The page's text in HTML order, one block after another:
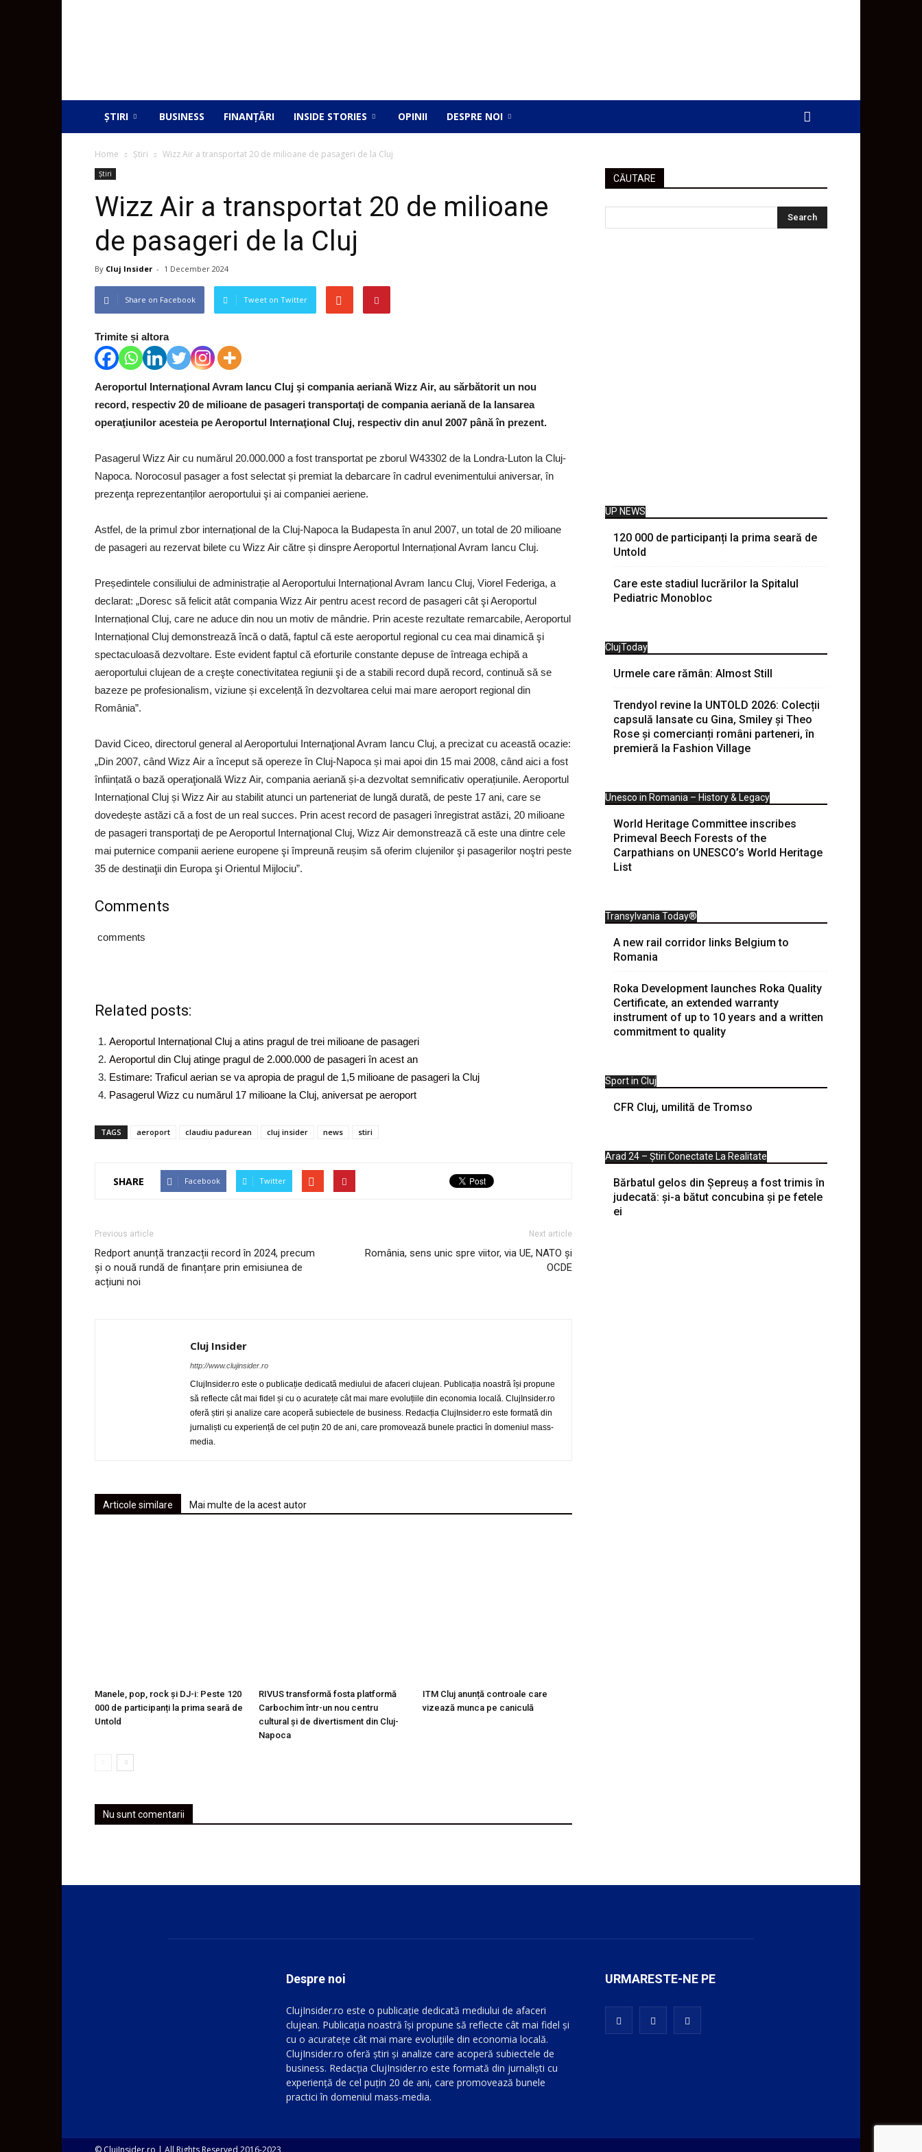
ȘTIRI BUSINESS FINANȚĂRI INSIDE STORIES OPINII DESPRE NOI
Home Știri Wizz Air a transportat 20 de milioane de pasageri de la Cluj
Știri
Wizz Air a transportat 20 de milioane
de pasageri de la Cluj
By Cluj Insider - 1 December 2024
Share on Facebook Tweet on Twitter
Trimite și altora
Aeroportul Internaţional Avram Iancu Cluj şi compania aeriană Wizz Air, au sărbătorit un nou
record, respectiv 20 de milioane de pasageri transportaţi de compania aeriană de la lansarea
operaţiunilor acesteia pe Aeroportul Internaţional Cluj, respectiv din anul 2007 până în prezent.
Pasagerul Wizz Air cu numărul 20.000.000 a fost transportat pe zborul W43302 de la Londra-Luton la Cluj-
Napoca. Norocosul pasager a fost selectat și premiat la debarcare în cadrul evenimentului aniversar, în
prezenţa reprezentanților aeroportului şi ai companiei aeriene.
Astfel, de la primul zbor internațional de la Cluj-Napoca la Budapesta în anul 2007, un total de 20 milioane
de pasageri au rezervat bilete cu Wizz Air către și dinspre Aeroportul Internațional Avram Iancu Cluj.
Președintele consiliului de administrație al Aeroportului Internațional Avram Iancu Cluj, Viorel Federiga, a
declarat: „Doresc să felicit atât compania Wizz Air pentru acest record de pasageri cât şiAeroportul
Internațional Cluj, care ne aduce din nou un motiv de mândrie. Prin aceste rezultate remarcabile, Aeroportul
Internațional Cluj demonstrează încă o dată, faptul că este aeroportul regional cu cea mai dinamică şi
spectaculoasă dezvoltare. Este evident faptul că eforturile constante depuse de întreaga echipă a
aeroportului clujean de a creşte conectivitatea regiunii şi de a stabili record după record, continuă să se
bazeze pe profesionalism, viziune și excelență în dezvoltarea celui mai mare aeroport regional din
România”.
David Ciceo, directorul general al Aeroportului Internaţional Avram Iancu Cluj, a precizat cu această ocazie:
„Din 2007, când Wizz Air a început să opereze în Cluj-Napoca și mai apoi din 15 mai 2008, când aici a fost
înființată o bază operaţională Wizz Air, compania aeriană și-a dezvoltat semnificativ operațiunile. Aeroportul
Internațional Cluj și Wizz Air au stabilit atunci un parteneriat de lungă durată, de peste 17 ani, care se
dovedește astăzi că a fost de un real succes. Prin acest record de pasageri înregistrat astăzi, 20 milioane
de pasageri transportaţi de pe Aeroportul Internaţional Cluj, Wizz Air demonstrează că este una dintre cele
mai puternice companii aeriene europene şi împreună reușim să oferim clujenilor şi pasagerilor noştri peste
35 de destinaţii din Europa şi Orientul Mijlociu”.
Comments
comments
Related posts:
Aeroportul Internațional Cluj a atins pragul de trei milioane de pasageri
Aeroportul din Cluj atinge pragul de 2.000.000 de pasageri în acest an
Estimare: Traficul aerian se va apropia de pragul de 1,5 milioane de pasageri la Cluj
Pasagerul Wizz cu numărul 17 milioane la Cluj, aniversat pe aeroport
TAGS aeroport claudiu padurean cluj insider news stiri
SHARE Facebook Twitter
Previous article
Redport anunță tranzacții record în 2024, precum
și o nouă rundă de finanțare prin emisiunea de
acțiuni noi
Next article
România, sens unic spre viitor, via UE, NATO și
OCDE
Cluj Insider
http://www.clujinsider.ro
ClujInsider.ro este o publicație dedicată mediului de afaceri clujean. Publicația noastră își propune
să reflecte cât mai fidel și cu o acuratețe cât mai mare evoluțiile din economia locală. ClujInsider.ro
oferă știri și analize care acoperă subiectele de business. Redacția ClujInsider.ro este formată din
jurnaliști cu experiență de cel puțin 20 de ani, care promovează bunele practici în domeniul mass-
media.
Articole similare Mai multe de la acest autor
Manele, pop, rock și DJ-i: Peste 120
000 de participanți la prima seară de
Untold
RIVUS transformă fosta platformă
Carbochim într-un nou centru
cultural și de divertisment din Cluj-
Napoca
ITM Cluj anunță controale care
vizează munca pe caniculă
Nu sunt comentarii
CĂUTARE
UP NEWS
120 000 de participanți la prima seară de
Untold
Care este stadiul lucrărilor la Spitalul
Pediatric Monobloc
ClujToday
Urmele care rămân: Almost Still
Trendyol revine la UNTOLD 2026: Colecții
capsulă lansate cu Gina, Smiley și Theo
Rose și comercianți români parteneri, în
premieră la Fashion Village
Unesco in Romania – History & Legacy
World Heritage Committee inscribes
Primeval Beech Forests of the
Carpathians on UNESCO’s World Heritage
List
Transylvania Today®
A new rail corridor links Belgium to
Romania
Roka Development launches Roka Quality
Certificate, an extended warranty
instrument of up to 10 years and a written
commitment to quality
Sport in Cluj
CFR Cluj, umilită de Tromso
Arad 24 – Știri Conectate La Realitate
Bărbatul gelos din Șepreuș a fost trimis în
judecată: și-a bătut concubina și pe fetele
ei
Despre noi
ClujInsider.ro este o publicație dedicată mediului de afaceri
clujean. Publicația noastră își propune să reflecte cât mai fidel și
cu o acuratețe cât mai mare evoluțiile din economia locală.
ClujInsider.ro oferă știri și analize care acoperă subiectele de
business. Redacția ClujInsider.ro este formată din jurnaliști cu
experiență de cel puțin 20 de ani, care promovează bunele
practici în domeniul mass-media.
URMARESTE-NE PE
© ClujInsider.ro | All Rights Reserved 2016-2023